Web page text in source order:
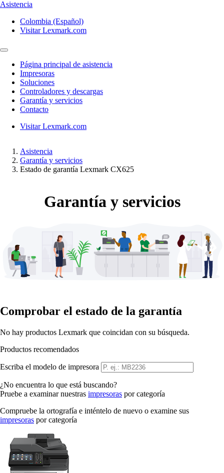
Asistencia
Colombia (Español)
Visitar Lexmark.com
Página principal de asistencia
Impresoras
Soluciones
Controladores y descargas
Garantía y servicios
Contacto
Visitar Lexmark.com
Asistencia
Garantía y servicios
Estado de garantía Lexmark CX625
Garantía y servicios
Comprobar el estado de la garantía
No hay productos Lexmark que coincidan con su búsqueda.
Productos recomendados
Escriba el modelo de impresora
¿No encuentra lo que está buscando?
Pruebe a examinar nuestras impresoras por categoría
Compruebe la ortografía e inténtelo de nuevo o examine sus
impresoras por categoría